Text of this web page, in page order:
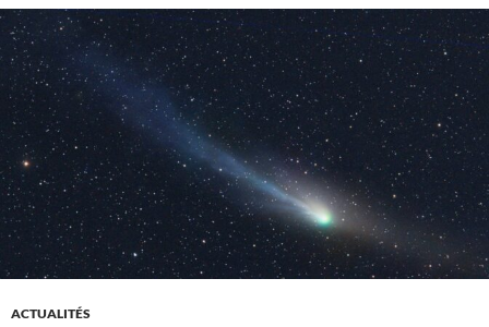
ACTUALITÉS